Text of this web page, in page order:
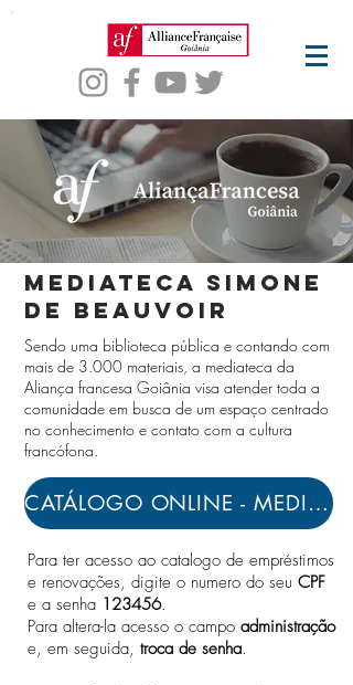
mediateca simone
de beauvoir
Sendo uma biblioteca pública e contando com
mais de 3.000 materiais, a mediateca da
Aliança francesa Goiânia visa atender toda a
comunidade em busca de um espaço centrado
no conhecimento e contato com a cultura
francófona.
CATÁLOGO ONLINE - MEDIATECA AF GOIÂNIA
Para ter acesso ao catalogo de empréstimos
e renovações, digite o numero do seu CPF
e a senha 123456.
Para altera-la acesso o campo administração
e, em seguida, troca de senha.